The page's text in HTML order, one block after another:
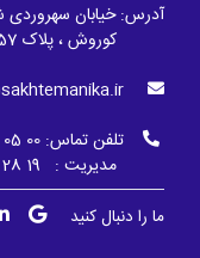
آدرس: خیابان سهروردی
کوروش ، پلاک 57
تلفن تماس: 00 05 50 88 - 021
مدیریت : 19 28 52 88 - 021
ما را دنبال کنید